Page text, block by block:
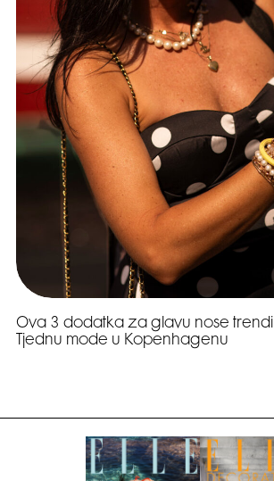
Ova 3 dodatka za glavu nose
Tjednu mode u Kopenhagenu